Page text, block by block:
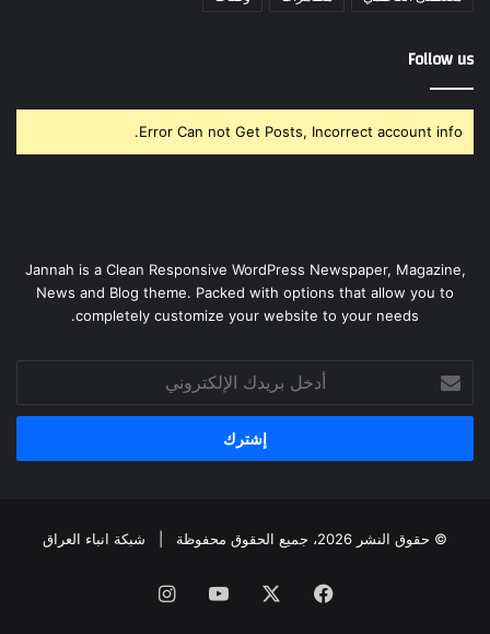
Follow us
Error Can not Get Posts, Incorrect account info.
Jannah is a Clean Responsive WordPress Newspaper, Magazine,
News and Blog theme. Packed with options that allow you to
completely customize your website to your needs.
بريدك
الإلكتروني
© حقوق النشر 2026، جميع الحقوق محفوظة | شبكة انباء العراق
فيسبوك ‫YouTubeانستقرام